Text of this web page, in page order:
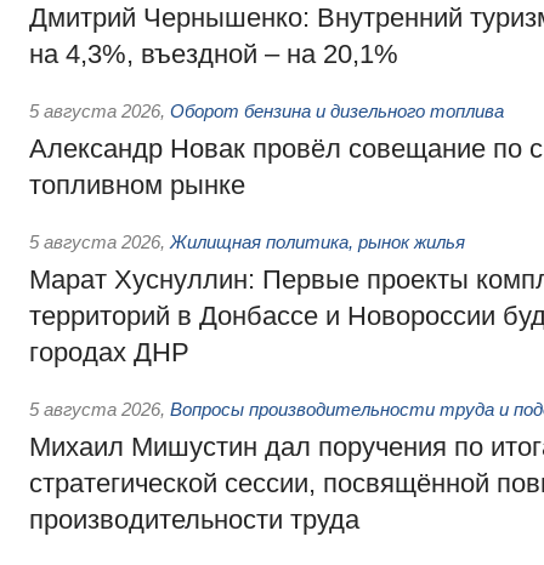
Дмитрий Чернышенко: Внутренний
на 4,3%, въездной – на 20,1%
5 августа 2026, Оборот бензина и дизельного топлива
Александр Новак провёл совещание по
топливном рынке
5 августа 2026, Жилищная политика, рынок жилья
Марат Хуснуллин: Первые проекты
территорий в Донбассе и Новороссии
городах ДНР
5 августа 2026, Вопросы производительности труда и
Михаил Мишустин дал поручения по
стратегической сессии, посвящённой
производительности труда